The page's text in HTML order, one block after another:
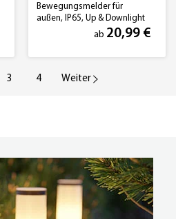
Bewegungsmelder für
außen, IP65, Up & Downlight
(Farbe, Leuchtmittel wählbar)
ab 20,99 €
3 4 Weiter